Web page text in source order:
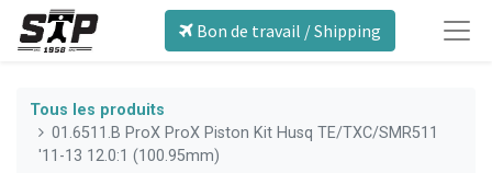
Bon de travail / Shipping
Tous les produits
01.6511.B ProX ProX Piston Kit Husq TE/TXC/SMR511
'11-13 12.0:1 (100.95mm)